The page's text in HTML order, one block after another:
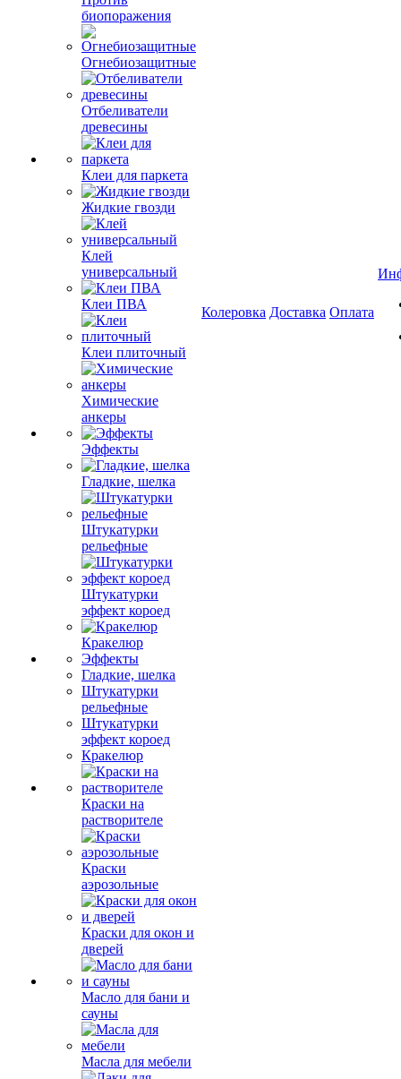
биопоражения
Огнебиозащитные
Отбеливатели
древесины
Клеи для паркета
Жидкие гвозди
Клей
универсальный
Клеи ПВА
Клеи плиточный
Химические
анкеры
Эффекты
Гладкие, шелка
Штукатурки
рельефные
Штукатурки
эффект короед
Кракелюр
Эффекты
Гладкие, шелка
Штукатурки
рельефные
Штукатурки
эффект короед
Кракелюр
Краски на
растворителе
Краски
аэрозольные
Краски для окон и
дверей
Масло для бани и
сауны
Масла для мебели
Колеровка Доставка Оплата